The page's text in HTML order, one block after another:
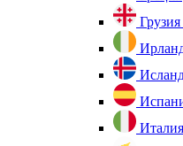
Грузия
Италия